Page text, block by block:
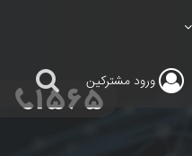
ورود مشترکین